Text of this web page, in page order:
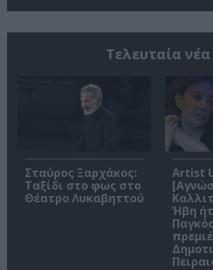
Τελευταία νέα
Σταύρος Ξαρχάκος:
Ταξίδι στο φως στο
Θέατρο Λυκαβηττού
Artist
Ήβη